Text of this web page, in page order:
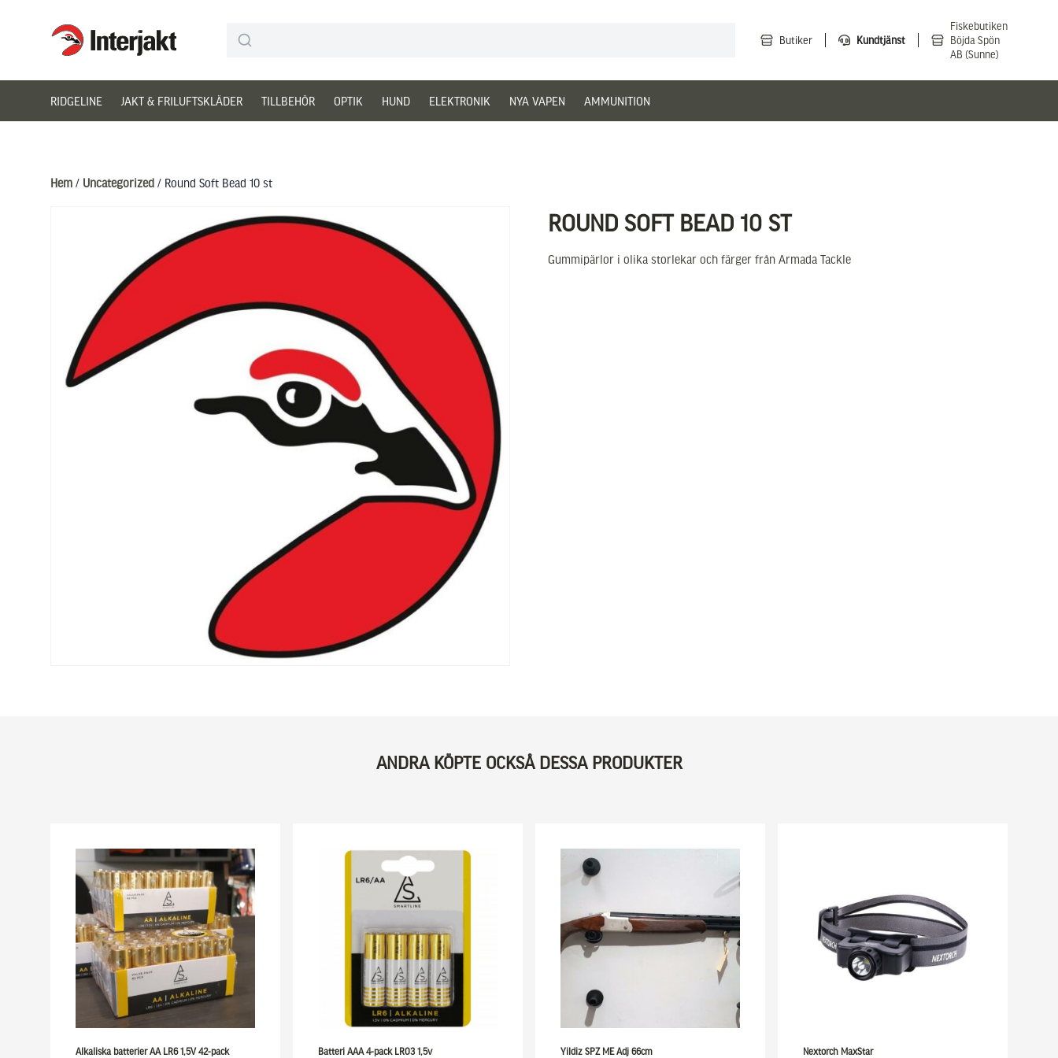
Interjakt SE Butiker Kundtjänst
Fiskebutiken
Böjda Spön
AB (Sunne)
RIDGELINE JAKT & FRILUFTSKLÄDER TILLBEHÖR OPTIK HUND ELEKTRONIK NYA VAPEN AMMUNITION
Hem / Uncategorized / Round Soft Bead 10 st
ROUND SOFT BEAD 10 ST
Gummipärlor i olika storlekar och färger från Armada Tackle
ANDRA KÖPTE OCKSÅ DESSA PRODUKTER
Alkaliska batterier AA LR6 1,5V 42-pack Batteri AAA 4-pack LR03 1,5v Yildiz SPZ ME Adj 66cm Nextorch MaxStar